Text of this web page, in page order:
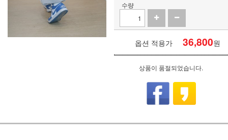
수량
옵션 적용가 36,800원
상품이 품절되었습니다.